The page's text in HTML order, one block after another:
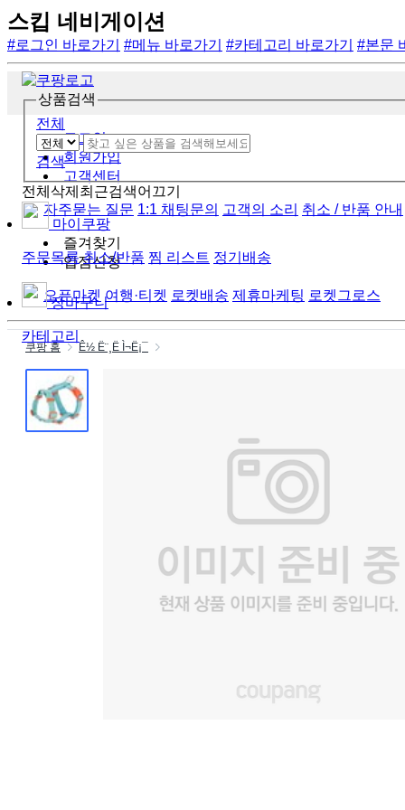
스킵 네비게이션
#로그인 바로가기 #메뉴 바로가기 #카테고리 바로가기 #본문
상품검색
전체
검색
전체삭제 최근검색어끄기
마이쿠팡
주문목록 취소/반품 찜 리스트 정기배송
장바구니
카테고리
로그인
회원가입
고객센터
자주묻는 질문 1:1 채팅문의 고객의 소리 취소 / 반품 안내
즐겨찾기
입점신청
오픈마켓 여행·티켓 로켓배송 제휴마케팅 로켓그로스
쿠팡 홈 Ê½ Ë¨¸Ë Ì¬Ë¡¯